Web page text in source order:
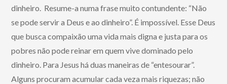
dinheiro. Resume-a numa frase muito contundente: “Não
se pode servir a Deus e ao dinheiro”. É impossível. Esse Deus
que busca compaixão uma vida mais digna e justa para os
pobres não pode reinar em quem vive dominado pelo
dinheiro. Para Jesus há duas maneiras de “entesourar”.
Alguns procuram acumular cada veza mais riquezas; não